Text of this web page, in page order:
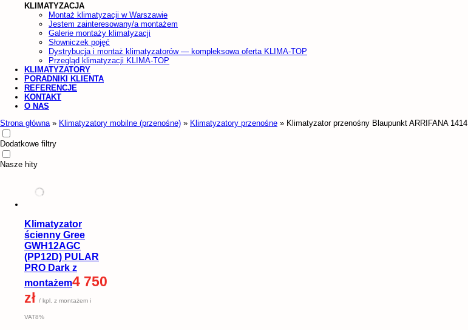
KLIMATYZACJA
Montaż klimatyzacji w Warszawie
Jestem zainteresowany/a montażem
Galerie montaży klimatyzacji
Słowniczek pojęć
Dystrybucja i montaż klimatyzatorów — kompleksowa oferta KLIMA-TOP
Przegląd klimatyzacji KLIMA-TOP
KLIMATYZATORY
PORADNIKI KLIENTA
REFERENCJE
KONTAKT
O NAS
Strona główna » Klimatyzatory mobilne (przenośne) » Klimatyzatory przenośne » Klimatyzator przenośny Blaupunkt ARRIFANA 1414L
Dodatkowe filtry
Nasze hity
Klimatyzator
ścienny Gree
GWH12AGC
(PP12D) PULAR
PRO Dark z
montażem4 750
zł / kpl. z montażem i
VAT8%